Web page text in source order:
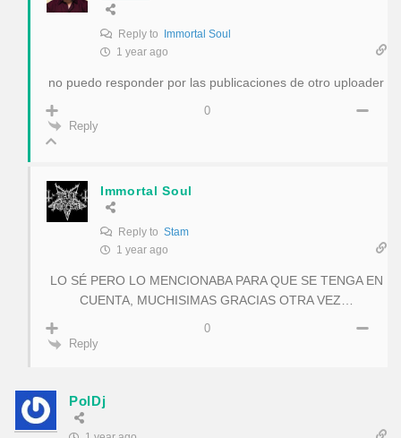
Reply to Immortal Soul
1 year ago
no puedo responder por las publicaciones de otro uploader
0
Reply
Immortal Soul
Reply to Stam
1 year ago
LO SÉ PERO LO MENCIONABA PARA QUE SE TENGA EN
CUENTA, MUCHISIMAS GRACIAS OTRA VEZ…
0
Reply
PolDj